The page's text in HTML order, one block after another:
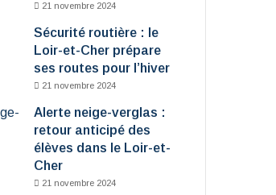
21 novembre 2024
Sécurité routière : le
Loir-et-Cher prépare
ses routes pour l’hiver
21 novembre 2024
Alerte neige-verglas :
retour anticipé des
élèves dans le Loir-et-
Cher
21 novembre 2024